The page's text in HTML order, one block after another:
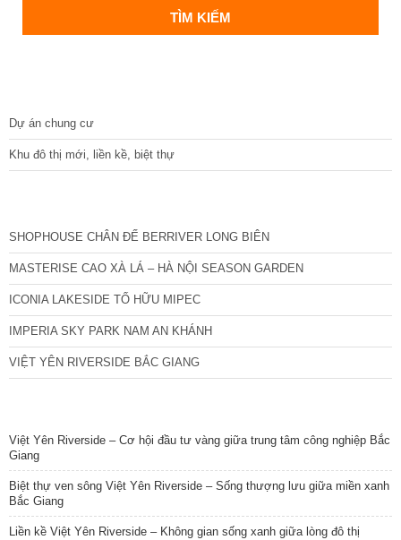
Dự án chung cư
Khu đô thị mới, liền kề, biệt thự
SHOPHOUSE CHÂN ĐẾ BERRIVER LONG BIÊN
MASTERISE CAO XÀ LÁ – HÀ NỘI SEASON GARDEN
ICONIA LAKESIDE TỐ HỮU MIPEC
IMPERIA SKY PARK NAM AN KHÁNH
VIỆT YÊN RIVERSIDE BẮC GIANG
Việt Yên Riverside – Cơ hội đầu tư vàng giữa trung tâm công nghiệp Bắc
Giang
Biệt thự ven sông Việt Yên Riverside – Sống thượng lưu giữa miền xanh
Bắc Giang
Liền kề Việt Yên Riverside – Không gian sống xanh giữa lòng đô thị